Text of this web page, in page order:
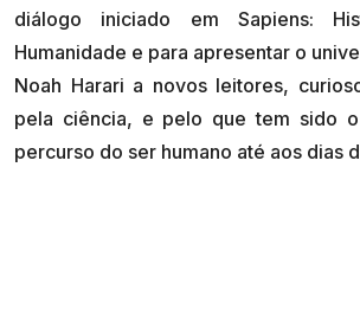
diálogo iniciado em Sapiens:
Humanidade e para apresentar o
Noah Harari a novos leitores,
pela ciência, e pelo que tem sido